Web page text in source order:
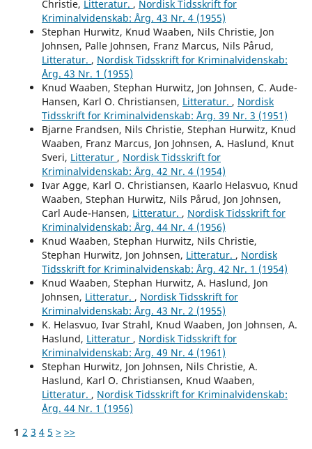
Christie, Litteratur. , Nordisk Tidsskrift for
Kriminalvidenskab: Årg. 43 Nr. 4 (1955)
Stephan Hurwitz, Knud Waaben, Nils Christie, Jon
Johnsen, Palle Johnsen, Franz Marcus, Nils Pårud,
Litteratur. , Nordisk Tidsskrift for Kriminalvidenskab:
Årg. 43 Nr. 1 (1955)
Knud Waaben, Stephan Hurwitz, Jon Johnsen, C. Aude-
Hansen, Karl O. Christiansen, Litteratur. , Nordisk
Tidsskrift for Kriminalvidenskab: Årg. 39 Nr. 3 (1951)
Bjarne Frandsen, Nils Christie, Stephan Hurwitz, Knud
Waaben, Franz Marcus, Jon Johnsen, A. Haslund, Knut
Sveri, Litteratur , Nordisk Tidsskrift for
Kriminalvidenskab: Årg. 42 Nr. 4 (1954)
Ivar Agge, Karl O. Christiansen, Kaarlo Helasvuo, Knud
Waaben, Stephan Hurwitz, Nils Pårud, Jon Johnsen,
Carl Aude-Hansen, Litteratur. , Nordisk Tidsskrift for
Kriminalvidenskab: Årg. 44 Nr. 4 (1956)
Knud Waaben, Stephan Hurwitz, Nils Christie,
Stephan Hurwitz, Jon Johnsen, Litteratur. , Nordisk
Tidsskrift for Kriminalvidenskab: Årg. 42 Nr. 1 (1954)
Knud Waaben, Stephan Hurwitz, A. Haslund, Jon
Johnsen, Litteratur. , Nordisk Tidsskrift for
Kriminalvidenskab: Årg. 43 Nr. 2 (1955)
K. Helasvuo, Ivar Strahl, Knud Waaben, Jon Johnsen, A.
Haslund, Litteratur , Nordisk Tidsskrift for
Kriminalvidenskab: Årg. 49 Nr. 4 (1961)
Stephan Hurwitz, Jon Johnsen, Nils Christie, A.
Haslund, Karl O. Christiansen, Knud Waaben,
Litteratur. , Nordisk Tidsskrift for Kriminalvidenskab:
Årg. 44 Nr. 1 (1956)
1 2 3 4 5 > >>